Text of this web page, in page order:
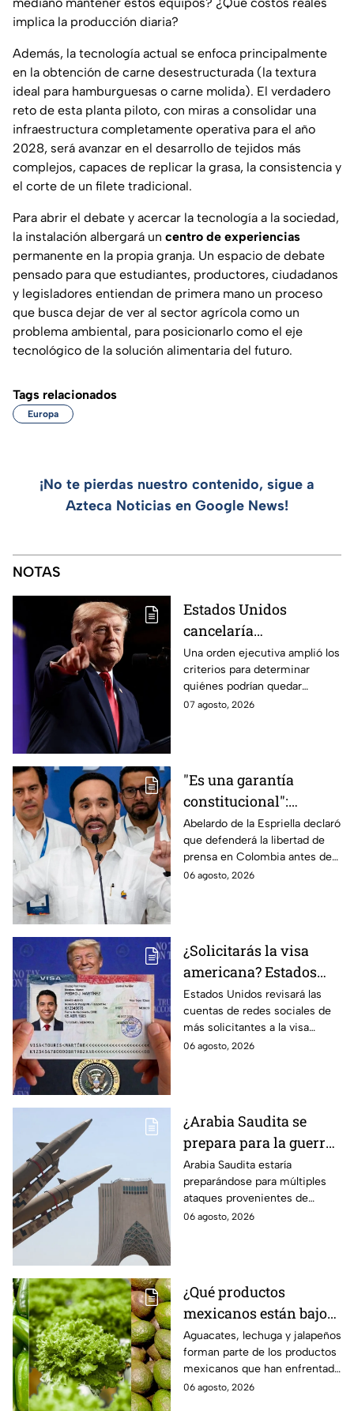
implica la producción diaria?
Además, la tecnología actual se enfoca principalmente
en la obtención de carne desestructurada (la textura
ideal para hamburguesas o carne molida). El verdadero
reto de esta planta piloto, con miras a consolidar una
infraestructura completamente operativa para el año
2028, será avanzar en el desarrollo de tejidos más
complejos, capaces de replicar la grasa, la consistencia y
el corte de un filete tradicional.
Para abrir el debate y acercar la tecnología a la sociedad,
la instalación albergará un centro de experiencias
permanente en la propia granja. Un espacio de debate
pensado para que estudiantes, productores, ciudadanos
y legisladores entiendan de primera mano un proceso
que busca dejar de ver al sector agrícola como un
problema ambiental, para posicionarlo como el eje
tecnológico de la solución alimentaria del futuro.
Tags relacionados
Europa
¡No te pierdas nuestro contenido, sigue a
Azteca Noticias en Google News!
NOTAS
Estados Unidos
cancelaría
nacionalidad por
nacimiento del líder
del CJNG
Una orden ejecutiva amplió los
criterios para determinar
quiénes podrían quedar
excluidos de la nacionalidad
07 agosto, 2026
"Es una garantía
constitucional":
Abelardo de la
Espriella promete
defender la libertad de
prensa en Colombia
Abelardo de la Espriella declaró
que defenderá la libertad de
prensa en Colombia antes de
asumir su cargo como
06 agosto, 2026
¿Solicitarás la visa
americana? Estados
Unidos revisará las
redes sociales de estos
solicitantes
Estados Unidos revisará las
cuentas de redes sociales de
más solicitantes a la visa
americana.
06 agosto, 2026
¿Arabia Saudita se
prepara para la guerra?
Esperan ataques de
grupos armados de tres
países
Arabia Saudita estaría
preparándose para múltiples
ataques provenientes de
grupos armados de tres países.
06 agosto, 2026
¿Qué productos
mexicanos están bajo
la lupa de Estados
Unidos? Aguacates,
lechuga y jalapeños
encabezan la lista
Aguacates, lechuga y jalapeños
forman parte de los productos
mexicanos que han enfrentado
restricciones o
06 agosto, 2026